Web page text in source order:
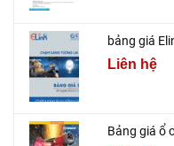
bảng giá
Liên hệ
Bảng giá ổ